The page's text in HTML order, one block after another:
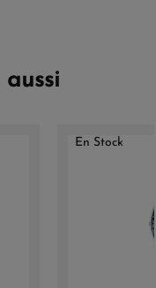
aussi
En Stock